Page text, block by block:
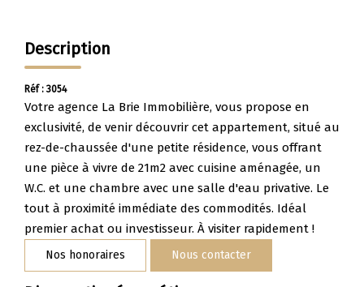
Notre Équipe
Nos Services
Notre Histoire
Nos Témoignages
Nous Rejoindre
CONTACT
Description
Réf : 3054
Votre agence La Brie Immobilière, vous propose en
exclusivité, de venir découvrir cet appartement, situé au
rez-de-chaussée d'une petite résidence, vous offrant
une pièce à vivre de 21m2 avec cuisine aménagée, un
W.C. et une chambre avec une salle d'eau privative. Le
tout à proximité immédiate des commodités. Idéal
premier achat ou investisseur. À visiter rapidement !
Nos honoraires Nous contacter